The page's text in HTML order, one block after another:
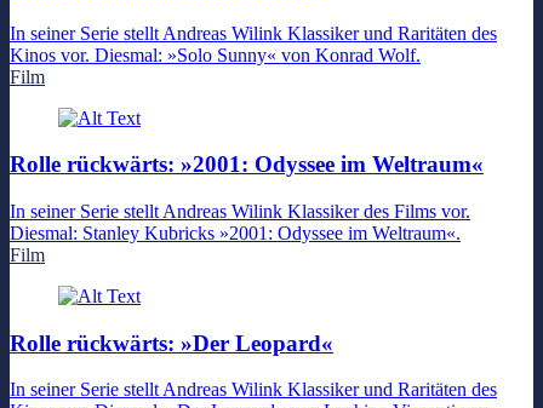
In seiner Serie stellt Andreas Wilink Klassiker und Raritäten des
Kinos vor. Diesmal: »Solo Sunny« von Konrad Wolf.
Film
Rolle rückwärts: »2001: Odyssee im Weltraum«
In seiner Serie stellt Andreas Wilink Klassiker des Films vor.
Diesmal: Stanley Kubricks »2001: Odyssee im Weltraum«.
Film
Rolle rückwärts: »Der Leopard«
In seiner Serie stellt Andreas Wilink Klassiker und Raritäten des